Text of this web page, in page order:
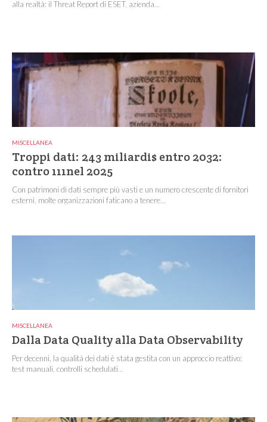
alla realtà: il Threat Report di ESET, azienda...
MISCELLANEA
Troppi dati: 243 miliardi$ entro 2032:
contro 111nel 2025
Con patrimoni di dati sempre più vasti e un numero crescente di fornitori
esterni, molte organizzazioni faticano a tenere...
MISCELLANEA
Dalla Data Quality alla Data Observability
Per decenni, la qualità dei dati è stata gestita con un approccio reattivo:
test manuali, controlli schedulati...